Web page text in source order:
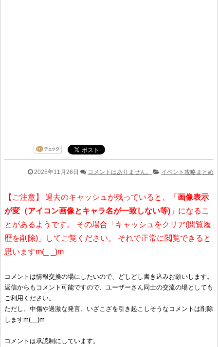
2025年11月26日 コメントはありません。 イベント攻略まとめ
【ご注意】 過去のキャッシュが残っていると、「 画像表示
が変（アイコン画像とキャラ名が一致しない等) 」になるこ
とがあるようです。 その場合「キャッシュをクリア(閲覧履
歴を削除)」してご覧ください。 それで正常に閲覧できると
思いますm(_ _)m
コメントは情報交換の場にしたいので、どしどし書き込みお願いします。
返信からもコメント可能ですので、ユーザーさん同士の交流の場としても
ご利用ください。
ただし、中傷や過激な発言、いざこざを引き起こしそうなコメントは削除
しますm(__)m
コメントは承認制にしています。